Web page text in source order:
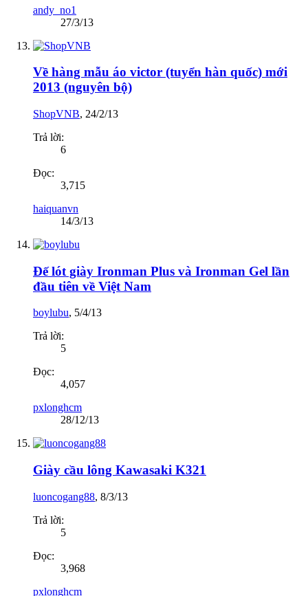
andy_no1
27/3/13
Về hàng mẫu áo victor (tuyển hàn quốc) mới
2013 (nguyên bộ)
ShopVNB, 24/2/13
Trả lời:
6
Đọc:
3,715
haiquanvn
14/3/13
Đế lót giày Ironman Plus và Ironman Gel lần
đầu tiên về Việt Nam
boylubu, 5/4/13
Trả lời:
5
Đọc:
4,057
pxlonghcm
28/12/13
Giày cầu lông Kawasaki K321
luoncogang88, 8/3/13
Trả lời:
5
Đọc:
3,968
pxlonghcm